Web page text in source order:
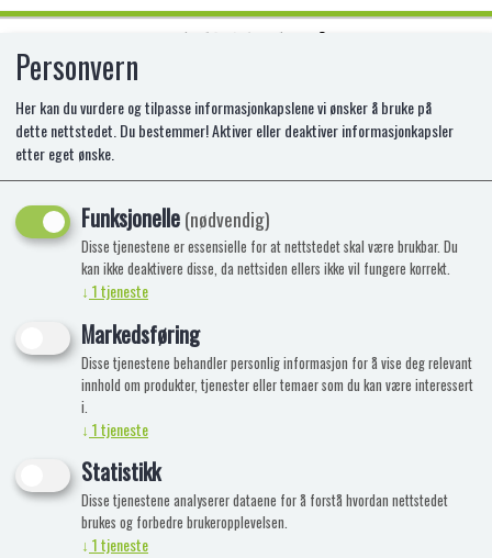
DISNEY MOANA 4 IN 1
Personvern
Her kan du vurdere og tilpasse informasjonkapslene vi ønsker å bruke på
dette nettstedet. Du bestemmer! Aktiver eller deaktiver informasjonkapsler
etter eget ønske.
Funksjonelle(nødvendig)
Disse tjenestene er essensielle for at nettstedet skal være brukbar. Du
kan ikke deaktivere disse, da nettsiden ellers ikke vil fungere korrekt.
↓ 1tjeneste
Markedsføring
Disse tjenestene behandler personlig informasjon for å vise deg relevant
innhold om produkter, tjenester eller temaer som du kan være interessert
i.
↓ 1tjeneste
Statistikk
Disse tjenestene analyserer dataene for å forstå hvordan nettstedet
brukes og forbedre brukeropplevelsen.
↓ 1tjeneste